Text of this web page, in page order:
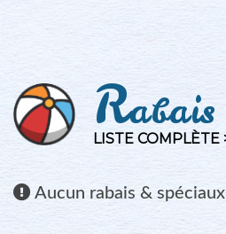
R
LISTE COMPLÈTE
Aucun rabais &